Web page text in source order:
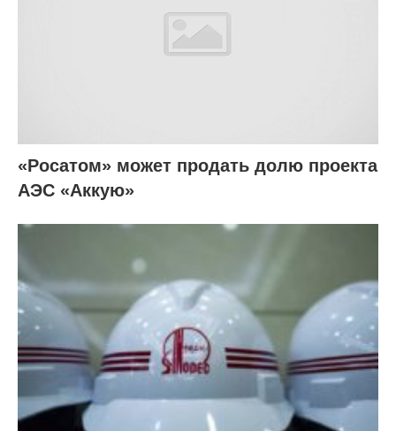
«Росатом» может продать долю проекта
АЭС «Аккую»